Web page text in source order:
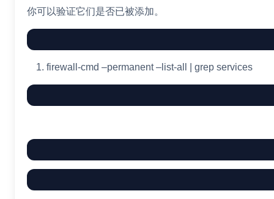
你可以验证它们是否已被添加。
firewall-cmd –permanent–list-all grep services